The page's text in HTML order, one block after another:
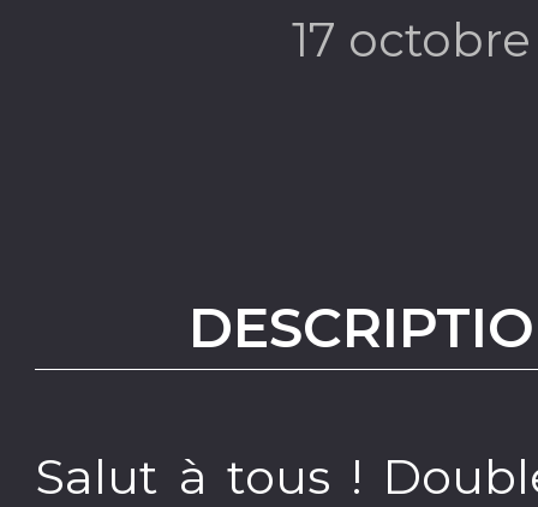
17
Salut à tous !